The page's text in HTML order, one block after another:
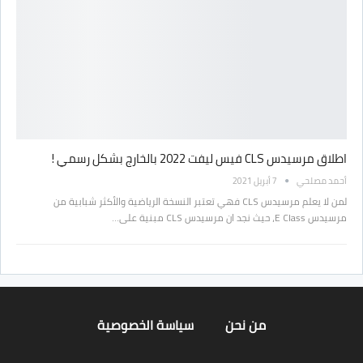
اطلاق مرسيدس CLS فيس ليفت 2022 بالخارج بشكل رسمي !
أحمد مصلحي 7 أبريل 2021
لمن لا يعلم مرسيدس CLS فهي تعتبر النسخة الرياضية والأكثر شبابية من
مرسيدس E Class، حيث نجد ان مرسيدس CLS مبنية على…
من نحن سياسة الخصوصية